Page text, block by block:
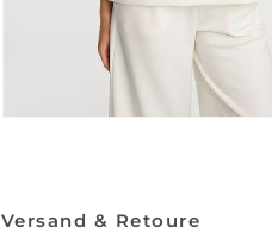
Versand & Retoure